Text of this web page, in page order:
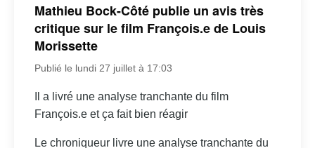
Mathieu Bock-Côté publie un avis très
critique sur le film François.e de Louis
Morissette
Publié le lundi 27 juillet à 17:03
Il a livré une analyse tranchante du film
François.e et ça fait bien réagir
Le chroniqueur livre une analyse tranchante du